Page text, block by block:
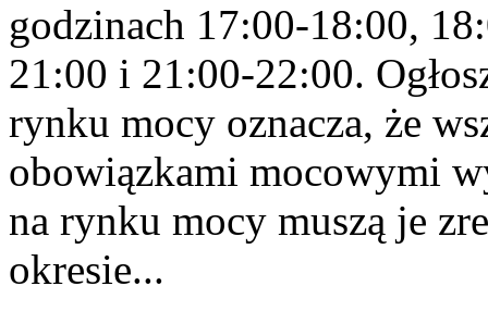
godzinach 17:00-18:00,
21:00 i 21:00-22:00.
rynku mocy oznacza, że
obowiązkami mocowymi
na rynku mocy muszą je
okresie...